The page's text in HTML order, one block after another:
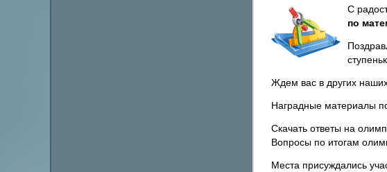
С
по
Ждем вас в других
Наградные материалы
Скачать ответы на
Вопросы по итогам
Места присуждались